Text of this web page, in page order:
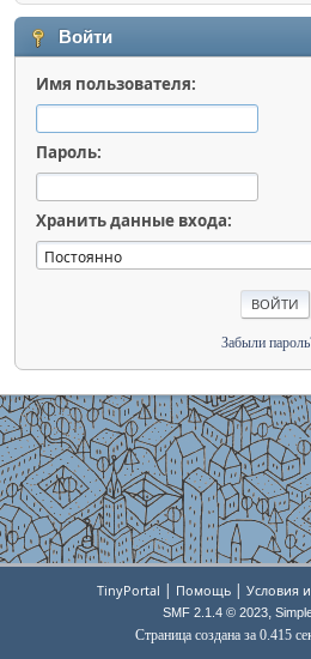
Войти
Имя пользователя:
Пароль:
Хранить данные входа:
Забыли
TinyPortal | Помощь | Условия
SMF 2.1.4 © 2023,
Страница создана за 0.415